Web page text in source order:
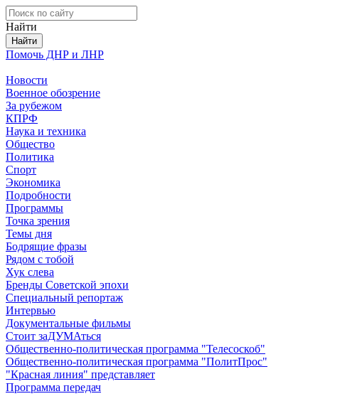
Найти
Помочь ДНР и ЛНР
Новости
Военное обозрение
За рубежом
КПРФ
Наука и техника
Общество
Политика
Спорт
Экономика
Подробности
Программы
Точка зрения
Темы дня
Бодрящие фразы
Рядом с тобой
Хук слева
Бренды Советской эпохи
Специальный репортаж
Интервью
Документальные фильмы
Стоит заДУМАться
Общественно-политическая программа "Телесоскоб"
Общественно-политическая программа "ПолитПрос"
"Красная линия" представляет
Программа передач